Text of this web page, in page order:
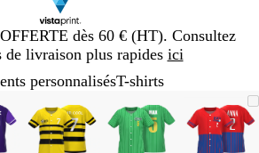
dès 60 € (HT). Consultez
de livraison plus rapides ici
personnalisésT-shirts
zoomable
au
minimum
pour
développer
les
touches
zoomable
au
minimum
pour
développer
les
touches
Image
Zoom
au
pour
les